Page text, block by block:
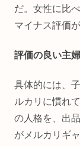
だ。女性に比
マイナス評価
評価の良い主婦
具体的には、
ルカリに慣れ
の人格を、出
がメルカリギ